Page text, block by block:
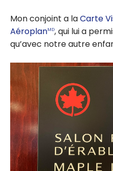
Mon conjoint a laCarte
AéroplanMD, qui lui a
qu’avec notre autre